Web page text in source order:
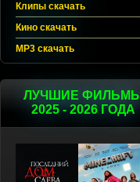
Клипы скачать
Кино скачать
MP3 скачать
ЛУЧШИЕ ФИЛЬМЫ
2025 - 2026 ГОДА